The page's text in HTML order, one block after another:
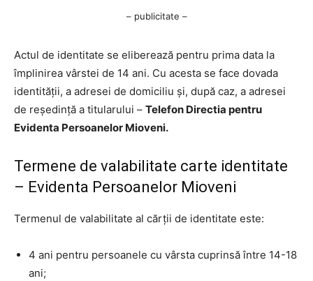
– publicitate –
Actul de identitate se eliberează pentru prima data la
împlinirea vârstei de 14 ani. Cu acesta se face dovada
identităţii, a adresei de domiciliu şi, după caz, a adresei
de reşedinţă a titularului – Telefon Directia pentru
Evidenta Persoanelor Mioveni.
Termene de valabilitate carte identitate
– Evidenta Persoanelor Mioveni
Termenul de valabilitate al cărţii de identitate este:
4 ani pentru persoanele cu vârsta cuprinsă între 14-18
ani;